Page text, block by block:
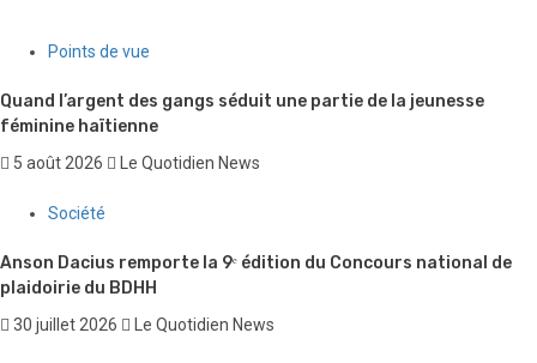
Points de vue
Quand l’argent des gangs séduit une partie de la jeunesse
féminine haïtienne
5 août 2026 Le Quotidien News
Société
Anson Dacius remporte la 9ᵉ édition du Concours national de
plaidoirie du BDHH
30 juillet 2026 Le Quotidien News